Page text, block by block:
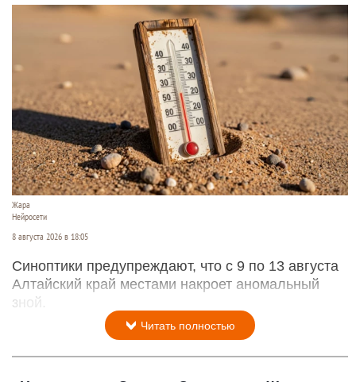
Жара
Нейросети
8 августа 2026 в 18:05
Синоптики предупреждают, что с 9 по 13 августа
Алтайский край местами накроет аномальный
зной.
Читать полностью